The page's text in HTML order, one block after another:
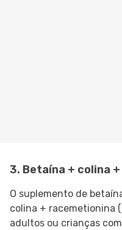
3. Betaína + colina
O suplemento de
colina + racemetionina
adultos ou crianças